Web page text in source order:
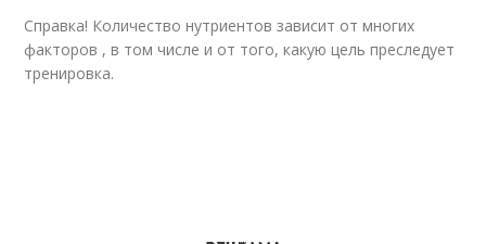
Справка! Количество нутриентов зависит от многих
факторов , в том числе и от того, какую цель преследует
тренировка.